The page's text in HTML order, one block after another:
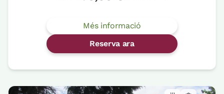
Més informació
Reserva ara